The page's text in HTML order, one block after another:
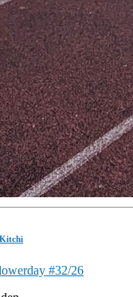
Kitchi
#32/26